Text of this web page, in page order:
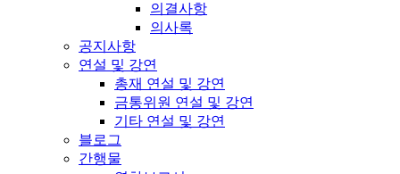
의결사항
의사록
공지사항
연설 및 강연
총재 연설 및 강연
금통위원 연설 및 강연
기타 연설 및 강연
블로그
간행물